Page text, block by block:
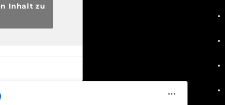
Inhalt zu